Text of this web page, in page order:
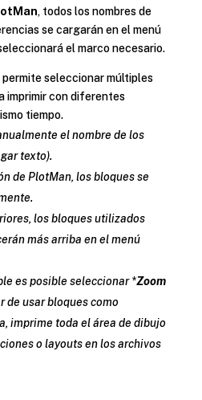
, todos los nombres de
se cargarán en el menú
el marco necesario.
seleccionar múltiples
imprimir con diferentes
tiempo.
el nombre de los
texto).
de PlotMan, los bloques se
los bloques utilizados
más arriba en el menú
es posible seleccionar *Zoom
de usar bloques como
imprime toda el área de dibujo
o layouts en los archivos